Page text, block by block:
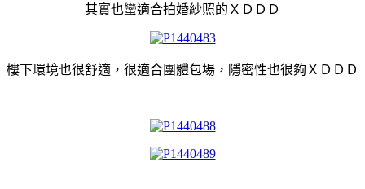
其實也蠻適合拍婚紗照的ＸＤＤＤ
樓下環境也很舒適，很適合團體包場， 隱密性也很夠ＸＤＤＤ